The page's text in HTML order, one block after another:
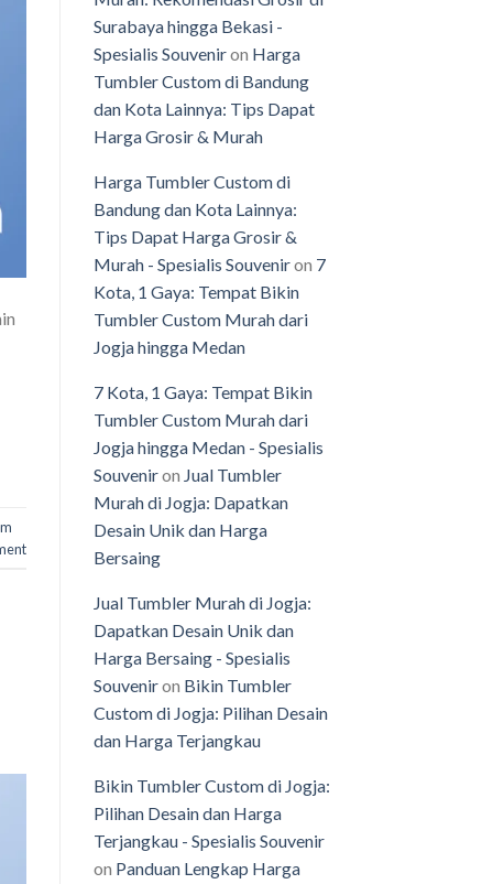
Surabaya hingga Bekasi -
Spesialis Souveniron Harga
Tumbler Custom di Bandung
dan Kota Lainnya: Tips Dapat
Harga Grosir & Murah
Harga Tumbler Custom di
Bandung dan Kota Lainnya:
Tips Dapat Harga Grosir &
Murah - Spesialis Souveniron 7
Kota, 1 Gaya: Tempat Bikin
Tumbler Custom Murah dari
Jogja hingga Medan
7 Kota, 1 Gaya: Tempat Bikin
Tumbler Custom Murah dari
Jogja hingga Medan - Spesialis
Souveniron Jual Tumbler
Murah di Jogja: Dapatkan
Desain Unik dan Harga
Bersaing
Jual Tumbler Murah di Jogja:
Dapatkan Desain Unik dan
Harga Bersaing - Spesialis
Souveniron Bikin Tumbler
Custom di Jogja: Pilihan Desain
dan Harga Terjangkau
Bikin Tumbler Custom di Jogja:
Pilihan Desain dan Harga
Terjangkau - Spesialis Souvenir
on Panduan Lengkap Harga